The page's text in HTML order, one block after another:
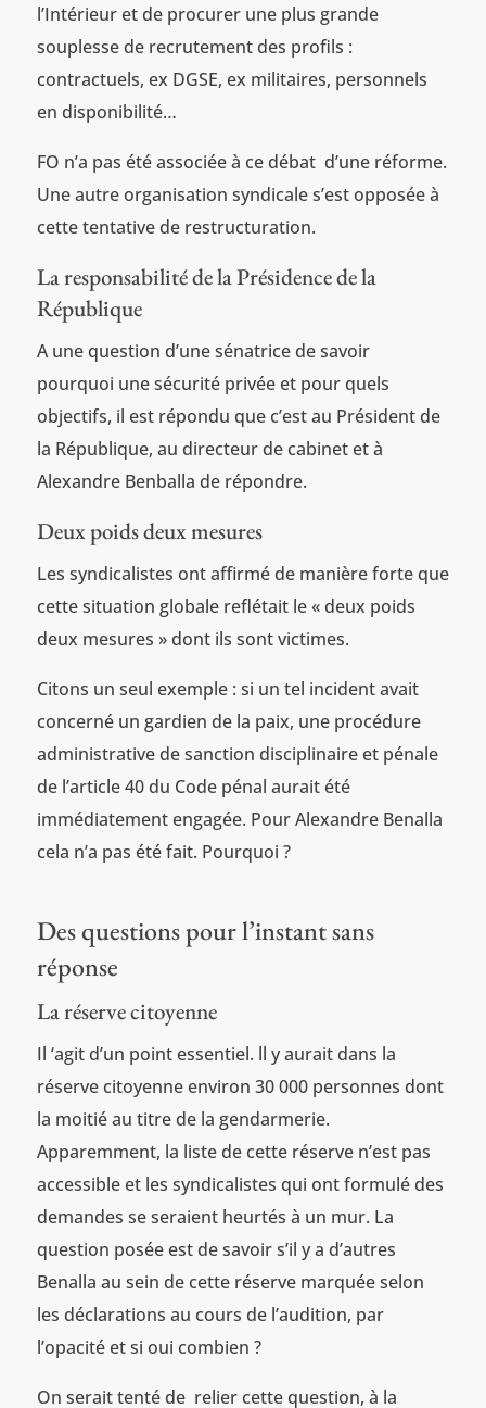
l’Intérieur et de procurer une plus grande
souplesse de recrutement des profils :
contractuels, ex DGSE, ex militaires, personnels
en disponibilité…
FO n’a pas été associée à ce débat d’une réforme.
Une autre organisation syndicale s’est opposée à
cette tentative de restructuration.
La responsabilité de la Présidence de la
République
A une question d’une sénatrice de savoir
pourquoi une sécurité privée et pour quels
objectifs, il est répondu que c’est au Président de
la République, au directeur de cabinet et à
Alexandre Benballa de répondre.
Deux poids deux mesures
Les syndicalistes ont affirmé de manière forte que
cette situation globale reflétait le « deux poids
deux mesures » dont ils sont victimes.
Citons un seul exemple : si un tel incident avait
concerné un gardien de la paix, une procédure
administrative de sanction disciplinaire et pénale
de l’article 40 du Code pénal aurait été
immédiatement engagée. Pour Alexandre Benalla
cela n’a pas été fait. Pourquoi ?
Des questions pour l’instant sans
réponse
La réserve citoyenne
Il ‘agit d’un point essentiel. ll y aurait dans la
réserve citoyenne environ 30 000 personnes dont
la moitié au titre de la gendarmerie.
Apparemment, la liste de cette réserve n’est pas
accessible et les syndicalistes qui ont formulé des
demandes se seraient heurtés à un mur. La
question posée est de savoir s’il y a d’autres
Benalla au sein de cette réserve marquée selon
les déclarations au cours de l’audition, par
l’opacité et si oui combien ?
On serait tenté de relier cette question, à la